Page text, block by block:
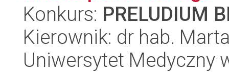
Konkurs: PRELUDIUM
Kierownik: dr hab.
Uniwersytet Medyczny